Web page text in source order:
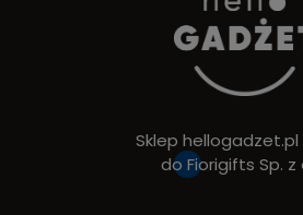
Sklep hellogadzet.pl
do Fiorigifts Sp. z